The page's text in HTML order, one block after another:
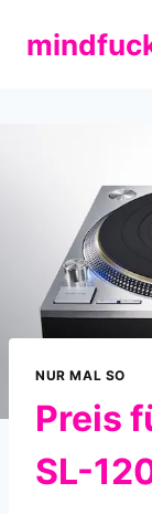
Inhalt
NUR MAL SO
Preis
SL-